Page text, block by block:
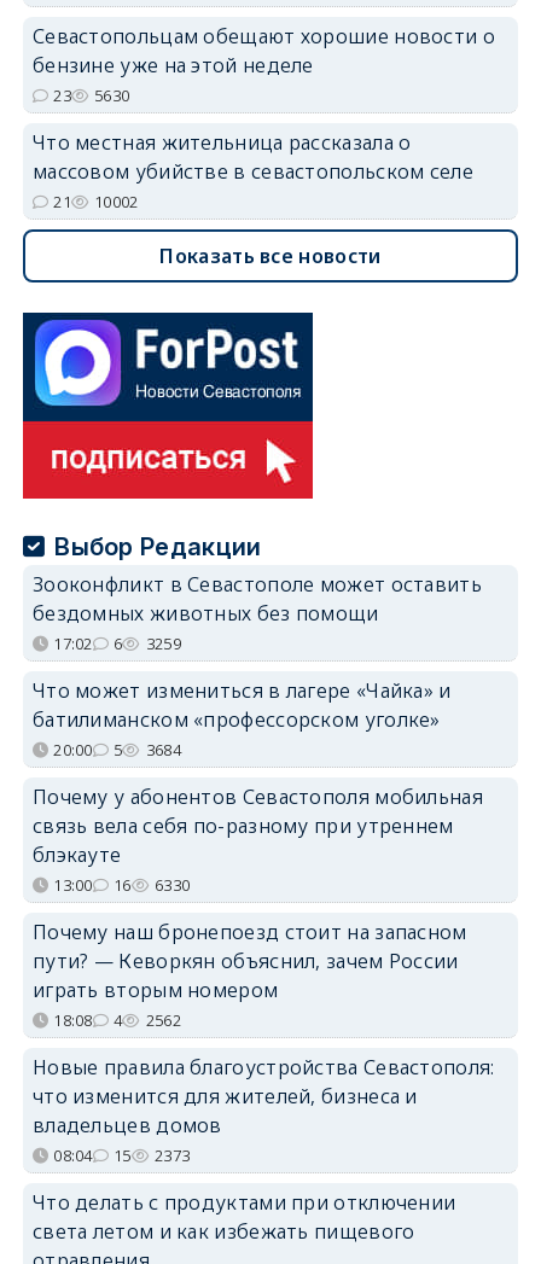
Севастопольцам обещают хорошие новости о
бензине уже на этой неделе
23 5630
Что местная жительница рассказала о
массовом убийстве в севастопольском селе
21 10002
Показать все новости
Выбор Редакции
Зооконфликт в Севастополе может оставить
бездомных животных без помощи
17:02 6 3259
Что может измениться в лагере «Чайка» и
батилиманском «профессорском уголке»
20:00 5 3684
Почему у абонентов Севастополя мобильная
связь вела себя по-разному при утреннем
блэкауте
13:00 16 6330
Почему наш бронепоезд стоит на запасном
пути? — Кеворкян объяснил, зачем России
играть вторым номером
18:08 4 2562
Новые правила благоустройства Севастополя:
что изменится для жителей, бизнеса и
владельцев домов
08:04 15 2373
Что делать с продуктами при отключении
света летом и как избежать пищевого